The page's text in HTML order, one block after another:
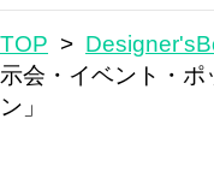
TOP >
示会・イベント・
ン」